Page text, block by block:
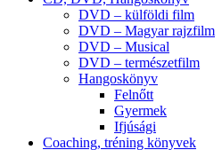
DVD – külföldi film
DVD – Magyar rajzfilm
DVD – Musical
DVD – természetfilm
Hangoskönyv
Felnőtt
Gyermek
Ifjúsági
Coaching, tréning könyvek